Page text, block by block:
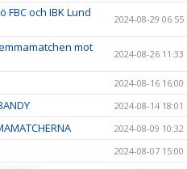
och IBK Lund
2024-08-29 06:55
mot
2024-08-26 11:33
2024-08-16 16:00
2024-08-14 18:01
2024-08-09 10:32
2024-08-07 15:00